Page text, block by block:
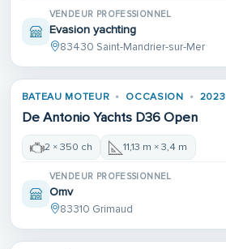
VENDEUR PROFESSIONNEL
Evasion yachting
83430 Saint-Mandrier-sur-Mer
BATEAU MOTEUR OCCASION 2023
De Antonio Yachts D36 Open
2 × 350 ch 11,13 m × 3,4 m
VENDEUR PROFESSIONNEL
Omv
83310 Grimaud